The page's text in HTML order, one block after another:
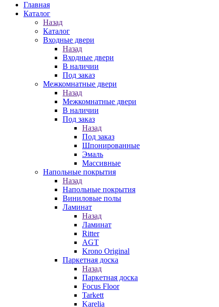
Главная
Каталог
Назад
Каталог
Входные двери
Назад
Входные двери
В наличии
Под заказ
Межкомнатные двери
Назад
Межкомнатные двери
В наличии
Под заказ
Назад
Под заказ
Шпонированные
Эмаль
Массивные
Напольные покрытия
Назад
Напольные покрытия
Виниловые полы
Ламинат
Назад
Ламинат
Ritter
AGT
Krono Original
Паркетная доска
Назад
Паркетная доска
Focus Floor
Tarkett
Karelia